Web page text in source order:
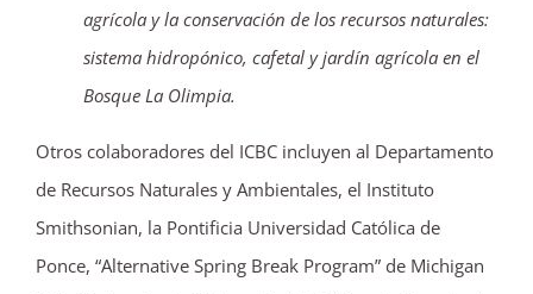
agrícola y la conservación de los recursos naturales:
sistema hidropónico, cafetal y jardín agrícola en el
Bosque La Olimpia.
Otros colaboradores del ICBC incluyen al Departamento
de Recursos Naturales y Ambientales, el Instituto
Smithsonian, la Pontificia Universidad Católica de
Ponce, “Alternative Spring Break Program” de Michigan